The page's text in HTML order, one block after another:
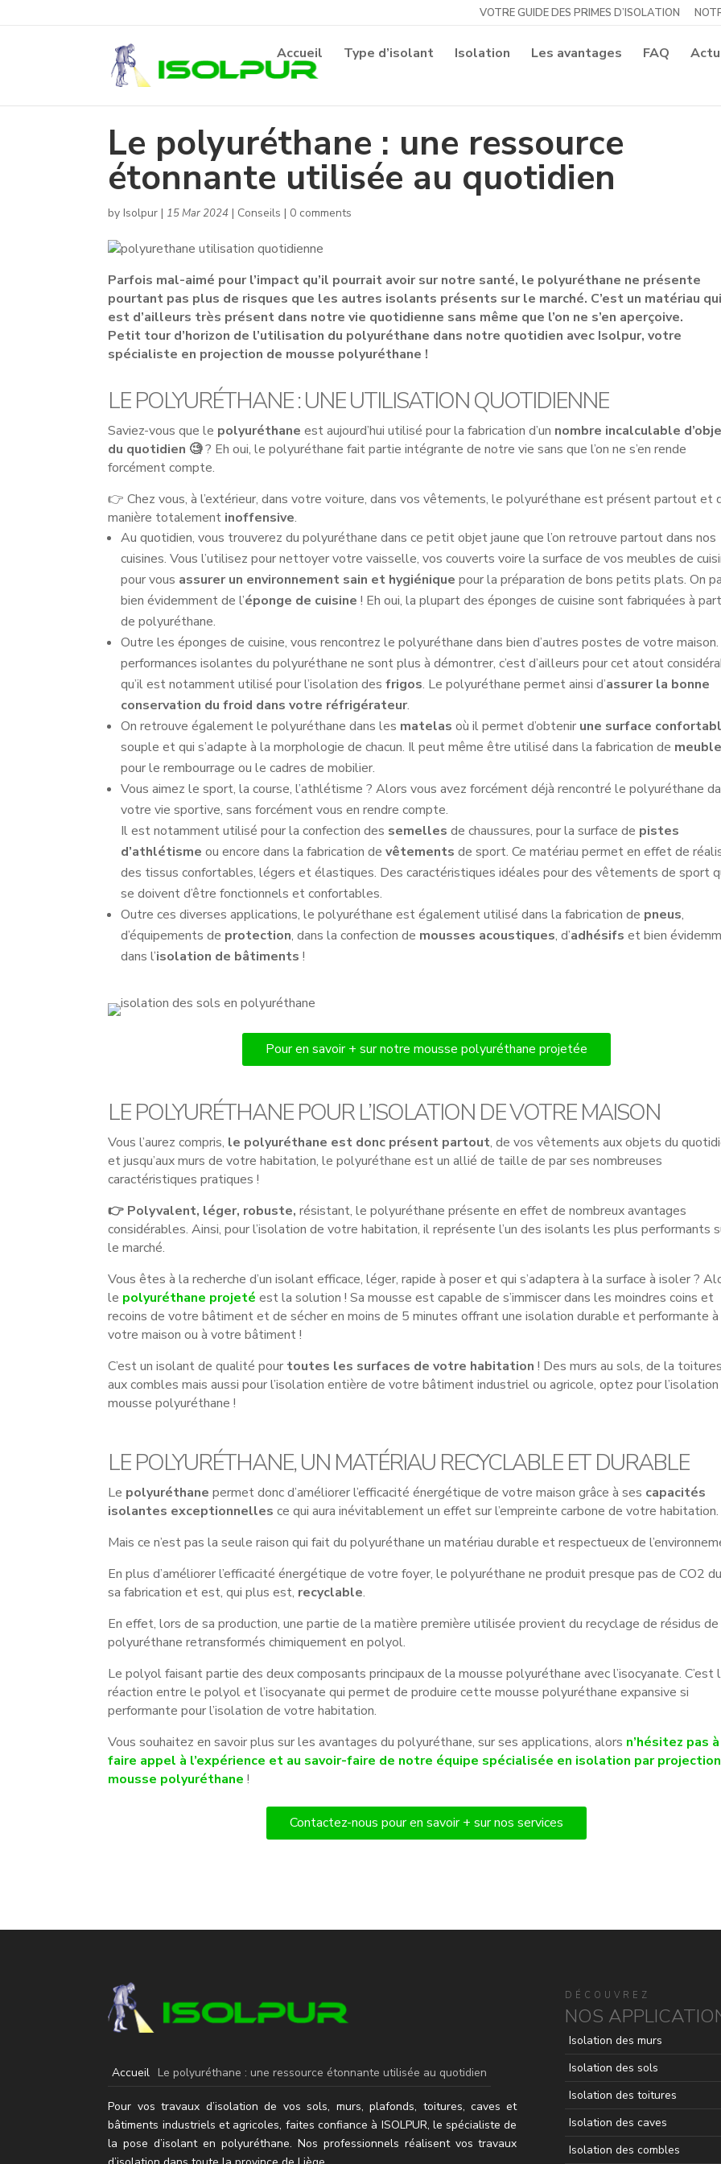
VOTRE GUIDE DES PRIMES D’ISOLATION
Accueil Type d’isolant Isolation Les avantages FAQ
Le polyuréthane : une ressource
étonnante utilisée au quotidien
byIsolpur | 15 Mar 2024 | Conseils | 0 comments
Parfois mal-aimé pour l’impact qu’il pourrait avoir sur notre santé, le polyuréthane ne présente
pourtant pas plus de risques que les autres isolants présents sur le marché. C’est un matériau qui
est d’ailleurs très présent dans notre vie quotidienne sans même que l’on ne s’en aperçoive.
Petit tour d’horizon de l’utilisation du polyuréthane dans notre quotidien avec Isolpur, votre
spécialiste en projection de mousse polyuréthane !
LE POLYURÉTHANE : UNE UTILISATION QUOTIDIENNE
Saviez-vous que le polyuréthane est aujourd’hui utilisé pour la fabrication d’un nombre incalculable
du quotidien 🧐? Eh oui, le polyuréthane fait partie intégrante de notre vie sans que l’on ne s’en rende
forcément compte.
👉 Chez vous, à l’extérieur, dans votre voiture, dans vos vêtements, le polyuréthane est présent partout et
manière totalement inoffensive.
Au quotidien, vous trouverez du polyuréthane dans ce petit objet jaune que l’on retrouve partout dans nos
cuisines. Vous l’utilisez pour nettoyer votre vaisselle, vos couverts voire la surface de vos meubles de
pour vous assurer un environnement sain et hygiénique pour la préparation de bons petits plats. On
bien évidemment de l’éponge de cuisine ! Eh oui, la plupart des éponges de cuisine sont fabriquées à
de polyuréthane.
Outre les éponges de cuisine, vous rencontrez le polyuréthane dans bien d’autres postes de votre
performances isolantes du polyuréthane ne sont plus à démontrer, c’est d’ailleurs pour cet atout
qu’il est notamment utilisé pour l’isolation desfrigos. Le polyuréthane permet ainsi d’assurer la bonne
conservation du froid dans votre réfrigérateur.
On retrouve également le polyuréthane dans les matelas où il permet d’obtenir une surface
souple et qui s’adapte à la morphologie de chacun. Il peut même être utilisé dans la fabrication de
pour le rembourrage ou le cadres de mobilier.
Vous aimez le sport, la course, l’athlétisme ? Alors vous avez forcément déjà rencontré le polyuréthane
votre vie sportive, sans forcément vous en rendre compte.
Il est notamment utilisé pour la confection des semelles de chaussures, pour la surface de pistes
d’athlétisme ou encore dans la fabrication devêtements de sport. Ce matériau permet en effet de
des tissus confortables, légers et élastiques. Des caractéristiques idéales pour des vêtements de sport
se doivent d’être fonctionnels et confortables.
Outre ces diverses applications, le polyuréthane est également utilisé dans la fabrication de pneus,
d’équipements de protection, dans la confection de mousses acoustiques, d’adhésifs et bien
dans l’isolation de bâtiments !
Pour en savoir + sur notre mousse polyuréthane projetée
LE POLYURÉTHANE POUR L’ISOLATION DE VOTRE MAISON
Vous l’aurez compris, le polyuréthane est donc présent partout, de vos vêtements aux objets du
et jusqu’aux murs de votre habitation, le polyuréthane est un allié de taille de par ses nombreuses
caractéristiques pratiques !
👉 Polyvalent, léger, robuste, résistant, le polyuréthane présente en effet de nombreux avantages
considérables. Ainsi, pour l’isolation de votre habitation, il représente l’un des isolants les plus performants
le marché.
Vous êtes à la recherche d’un isolant efficace, léger, rapide à poser et qui s’adaptera à la surface à isoler ?
le polyuréthane projeté est la solution ! Sa mousse est capable de s’immiscer dans les moindres coins et
recoins de votre bâtiment et de sécher en moins de 5 minutes offrant une isolation durable et performante à
votre maison ou à votre bâtiment !
C’est un isolant de qualité pour toutes les surfaces de votre habitation! Des murs au sols, de la toitures
aux combles mais aussi pour l’isolation entière de votre bâtiment industriel ou agricole, optez pour l’isolation
mousse polyuréthane !
LE POLYURÉTHANE, UN MATÉRIAU RECYCLABLE ET DURABLE
Le polyuréthanepermet donc d’améliorer l’efficacité énergétique de votre maison grâce à ses capacités
isolantes exceptionnelles ce qui aura inévitablement un effet sur l’empreinte carbone de votre habitation.
Mais ce n’est pas la seule raison qui fait du polyuréthane un matériau durable et respectueux de
En plus d’améliorer l’efficacité énergétique de votre foyer, le polyuréthane ne produit presque pas de CO2
sa fabrication et est, qui plus est, recyclable.
En effet, lors de sa production, une partie de la matière première utilisée provient du recyclage de résidus de
polyuréthane retransformés chimiquement en polyol.
Le polyol faisant partie des deux composants principaux de la mousse polyuréthane avec l’isocyanate. C’est
réaction entre le polyol et l’isocyanate qui permet de produire cette mousse polyuréthane expansive si
performante pour l’isolation de votre habitation.
Vous souhaitez en savoir plus sur les avantages du polyuréthane, sur ses applications, alors n’hésitez pas à
faire appel à l’expérience et au savoir-faire de notre équipe spécialisée en isolation par
mousse polyuréthane !
Contactez-nous pour en savoir + sur nos services
Accueil Le polyuréthane : une ressource étonnante utilisée au quotidien
Pour vos travaux d’isolation de vos sols, murs, plafonds, toitures, caves et
bâtiments industriels et agricoles, faites confiance à ISOLPUR, le spécialiste de
la pose d’isolant en polyuréthane. Nos professionnels réalisent vos travaux
DÉCOUVREZ
NOS
Isolation des murs
Isolation des sols
Isolation des toitures
Isolation des caves
Isolation des combles